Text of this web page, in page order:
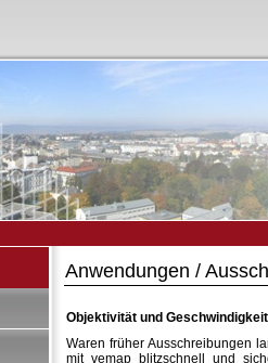
Anwendungen /
Objektivität und
Waren früher Ausschreibungen
mit vemap blitzschnell und